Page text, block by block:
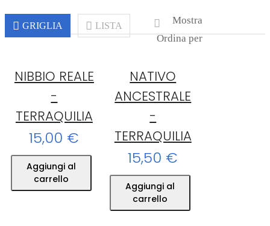
GRIGLIA LISTA
Mostra
Ordina per
NIBBIO REALE
-
TERRAQUILIA
15,00 €
Aggiungi al
carrello
NATIVO
ANCESTRALE
-
TERRAQUILIA
15,50 €
Aggiungi al
carrello